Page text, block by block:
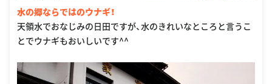
水の郷ならではのウナギ！
天領水でおなじみの日田ですが、水のきれいなところと言うこ
とでウナギもおいしいです^^